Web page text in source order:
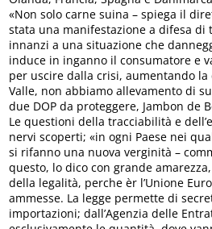
«Non solo carne suina – spiega il
stata una manifestazione a difesa
innanzi a una situazione che
induce in inganno il consumatore e
per uscire dalla crisi, aumentando la
Valle, non abbiamo allevamento di
due DOP da proteggere, Jambon de
Le questioni della tracciabilità e
nervi scoperti; «in ogni Paese nei
si rifanno una nuova verginità –
questo, lo dico con grande
della legalità, perche èr l’Unione
ammesse. La legge permette di
importazioni; dall’Agenzia delle